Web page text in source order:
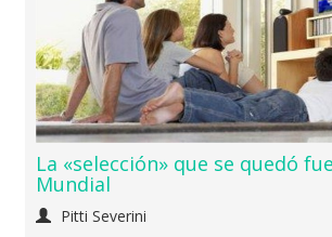
La «selección» que se quedó
Mundial
Pitti Severini